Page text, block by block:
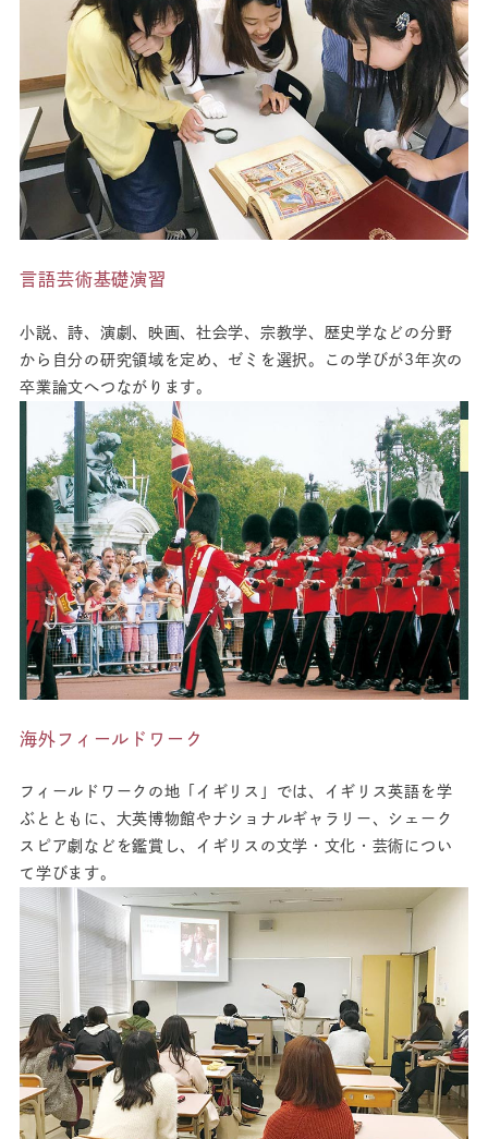
言語芸術基礎演習
小説、詩、演劇、映画、社会学、宗教学、歴史学などの分野
から自分の研究領域を定め、ゼミを選択。この学びが3年次の
卒業論文へつながります。
海外フィールドワーク
フィールドワークの地「イギリス」では、イギリス英語を学
ぶとともに、大英博物館やナショナルギャラリー、シェーク
スピア劇などを鑑賞し、イギリスの文学・文化・芸術につい
て学びます。